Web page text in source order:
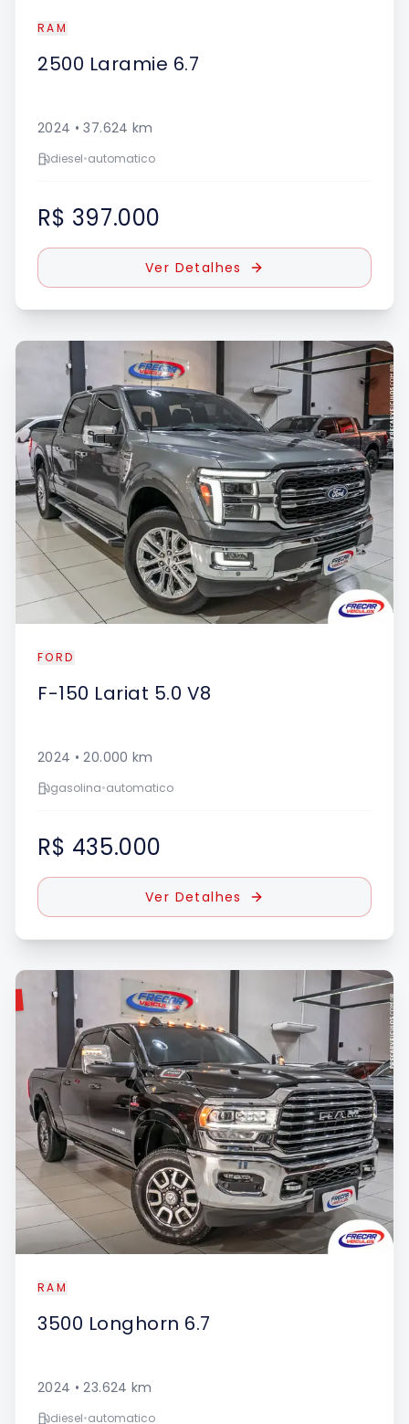
RAM
2500 Laramie 6.7
2024 •37.624 km
diesel•automatico
R$ 397.000
Ver Detalhes
FORD
F-150 Lariat 5.0 V8
2024 •20.000 km
gasolina•automatico
R$ 435.000
Ver Detalhes
RAM
3500 Longhorn 6.7
2024 •23.624 km
diesel•automatico